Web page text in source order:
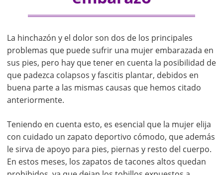
La hinchazón y el dolor son dos de los principales
problemas que puede sufrir una mujer embarazada en
sus pies, pero hay que tener en cuenta la posibilidad de
que padezca colapsos y fascitis plantar, debidos en
buena parte a las mismas causas que hemos citado
anteriormente.
Teniendo en cuenta esto, es esencial que la mujer elija
con cuidado un zapato deportivo cómodo, que además
le sirva de apoyo para pies, piernas y resto del cuerpo.
En estos meses, los zapatos de tacones altos quedan